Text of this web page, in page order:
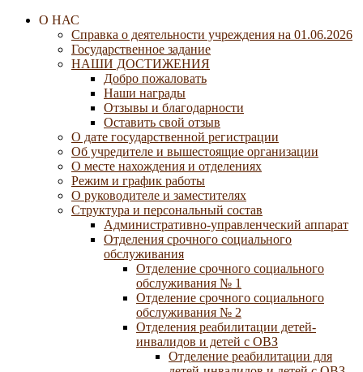
О НАС
Справка о деятельности учреждения на 01.06.2026
Государственное задание
НАШИ ДОСТИЖЕНИЯ
Добро пожаловать
Наши награды
Отзывы и благодарности
Оставить свой отзыв
О дате государственной регистрации
Об учредителе и вышестоящие организации
О месте нахождения и отделениях
Режим и график работы
О руководителе и заместителях
Структура и персональный состав
Административно-управленческий аппарат
Отделения срочного социального
обслуживания
Отделение срочного социального
обслуживания № 1
Отделение срочного социального
обслуживания № 2
Отделения реабилитации детей-
инвалидов и детей с ОВЗ
Отделение реабилитации для